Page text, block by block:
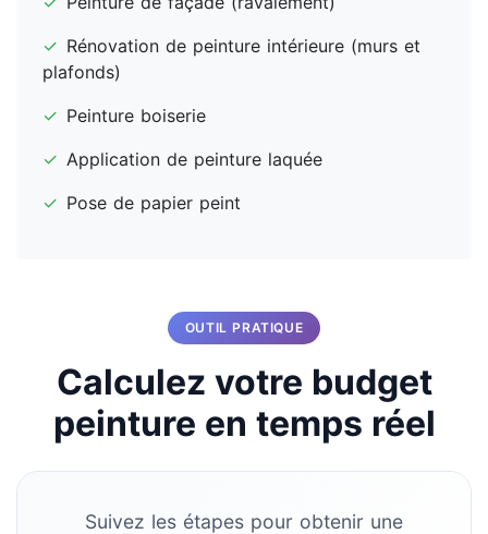
✓ Rénovation de peinture intérieure (murs et
plafonds)
✓ Peinture boiserie
✓ Application de peinture laquée
✓ Pose de papier peint
OUTIL PRATIQUE
Calculez votre budget
peinture en temps réel
Suivez les étapes pour obtenir une